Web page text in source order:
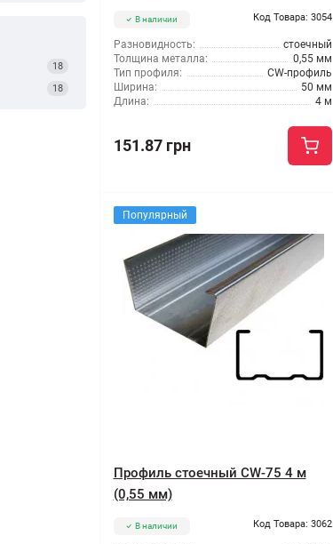
18
18
В наличии Код Товара: 3054
Разновидность:
стоечный
Толщина металла:
0,55 мм
Тип профиля:
CW-профиль
Ширина:
50 мм
Длина:
4 м
151.87 грн
Популярный
Профиль стоечный CW-75 4 м
(0,55 мм)
В наличии Код Товара: 3062